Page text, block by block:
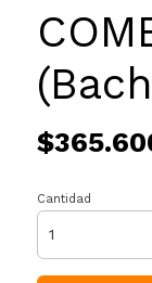
Cantidad